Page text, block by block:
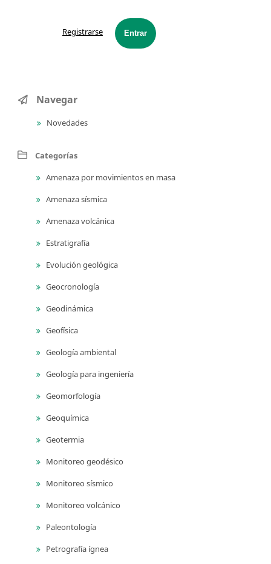
Entrar
Registrarse
Navegar
Novedades
Categorías
Amenaza por movimientos en masa
Amenaza sísmica
Amenaza volcánica
Estratigrafía
Evolución geológica
Geocronología
Geodinámica
Geofísica
Geología ambiental
Geología para ingeniería
Geomorfología
Geoquímica
Geotermia
Monitoreo geodésico
Monitoreo sísmico
Monitoreo volcánico
Paleontología
Petrografía ígnea